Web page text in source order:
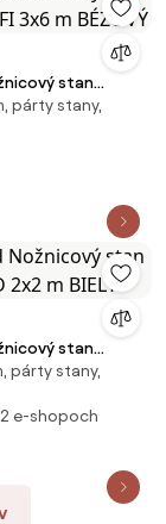
stan
m BÉŽOVÝ
párty stany,
stan
m BIELY
párty stany,
e-shopoch